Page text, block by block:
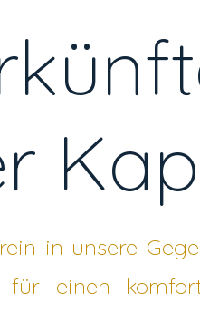
in unsere
für einen